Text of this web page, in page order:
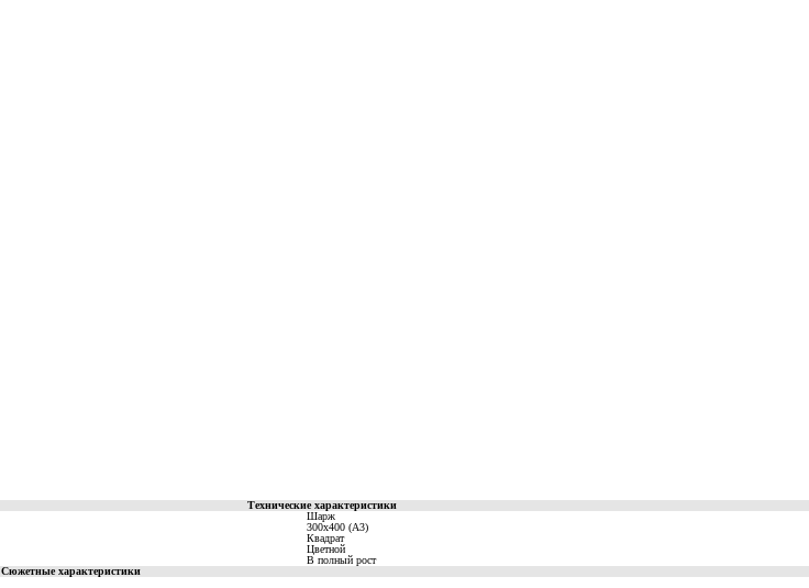
Технические характеристики
Шарж
300x400 (A3)
Квадрат
Цветной
В полный рост
Сюжетные характеристики